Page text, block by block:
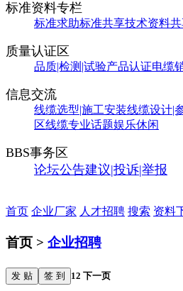
标准资料专栏
标准求助标准共享技术资料
质量认证区
品质|检测|试验产品认证电缆
信息交流
线缆选型|施工安装线缆设计|
区线缆专业话题娱乐休闲
BBS事务区
论坛公告建议|投诉|举报
首页 企业厂家 人才招聘 搜索 资料
首页 > 企业招聘
发 贴 签 到 12 下一页